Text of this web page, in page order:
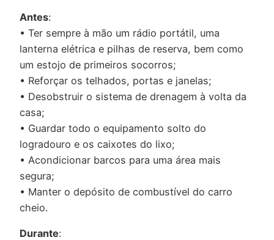
Antes:
• Ter sempre à mão um rádio portátil, uma
lanterna elétrica e pilhas de reserva, bem como
um estojo de primeiros socorros;
• Reforçar os telhados, portas e janelas;
• Desobstruir o sistema de drenagem à volta da
casa;
• Guardar todo o equipamento solto do
logradouro e os caixotes do lixo;
• Acondicionar barcos para uma área mais
segura;
• Manter o depósito de combustível do carro
cheio.
Durante: